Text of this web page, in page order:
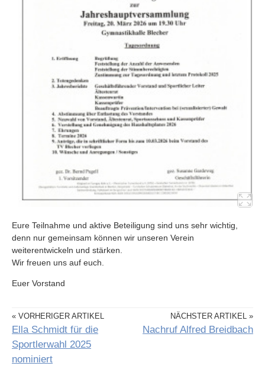
Eure Teilnahme und aktive Beteiligung sind uns sehr wichtig,
denn nur gemeinsam können wir unseren Verein
weiterentwickeln und stärken.
Wir freuen uns auf euch.
Euer Vorstand
« VORHERIGER ARTIKEL
Ella Schmidt für die
Sportlerwahl 2025
nominiert
NÄCHSTER ARTIKEL »
Nachruf Alfred Breidbach